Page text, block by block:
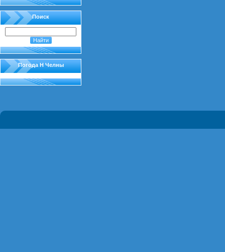
Поиск
Погода Н Челны